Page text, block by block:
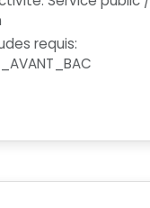
requis: